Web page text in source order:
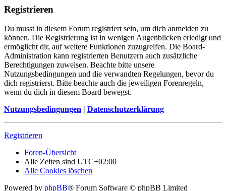
Registrieren
Du musst in diesem Forum registriert sein, um dich anmelden zu
können. Die Registrierung ist in wenigen Augenblicken erledigt und
ermöglicht dir, auf weitere Funktionen zuzugreifen. Die Board-
Administration kann registrierten Benutzern auch zusätzliche
Berechtigungen zuweisen. Beachte bitte unsere
Nutzungsbedingungen und die verwandten Regelungen, bevor du
dich registrierst. Bitte beachte auch die jeweiligen Forenregeln,
wenn du dich in diesem Board bewegst.
Nutzungsbedingungen | Datenschutzerklärung
Registrieren
Foren-Übersicht
Alle Zeiten sind UTC+02:00
Alle Cookies löschen
Powered by phpBB® Forum Software © phpBB Limited